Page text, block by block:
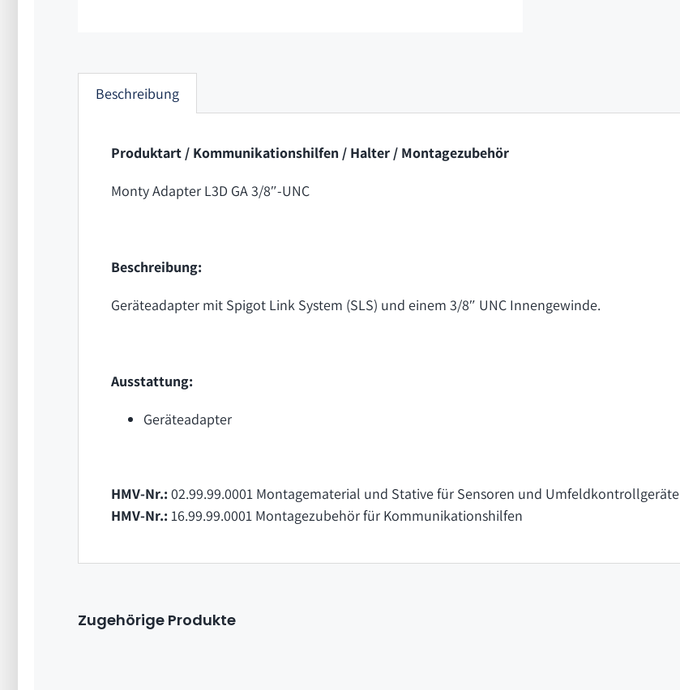
Beschreibung
Produktart / Kommunikationshilfen / Halter / Montagezubehör
Monty Adapter L3D GA 3/8″-UNC
Beschreibung:
Geräteadapter mit Spigot Link System (SLS) und einem 3/8″ UNC Innengewinde.
Ausstattung:
Geräteadapter
HMV-Nr.: 02.99.99.0001 Montagematerial und Stative für Sensoren und Umfeldkontrollgeräte
HMV-Nr.: 16.99.99.0001 Montagezubehör für Kommunikationshilfen
Zugehörige Produkte